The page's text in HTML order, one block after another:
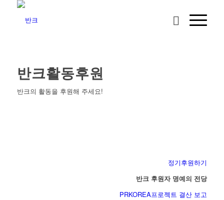
반크활동후원
반크의 활동을 후원해 주세요!
정기후원하기
반크 후원자 명예의 전당
PRKOREA프로젝트 결산 보고